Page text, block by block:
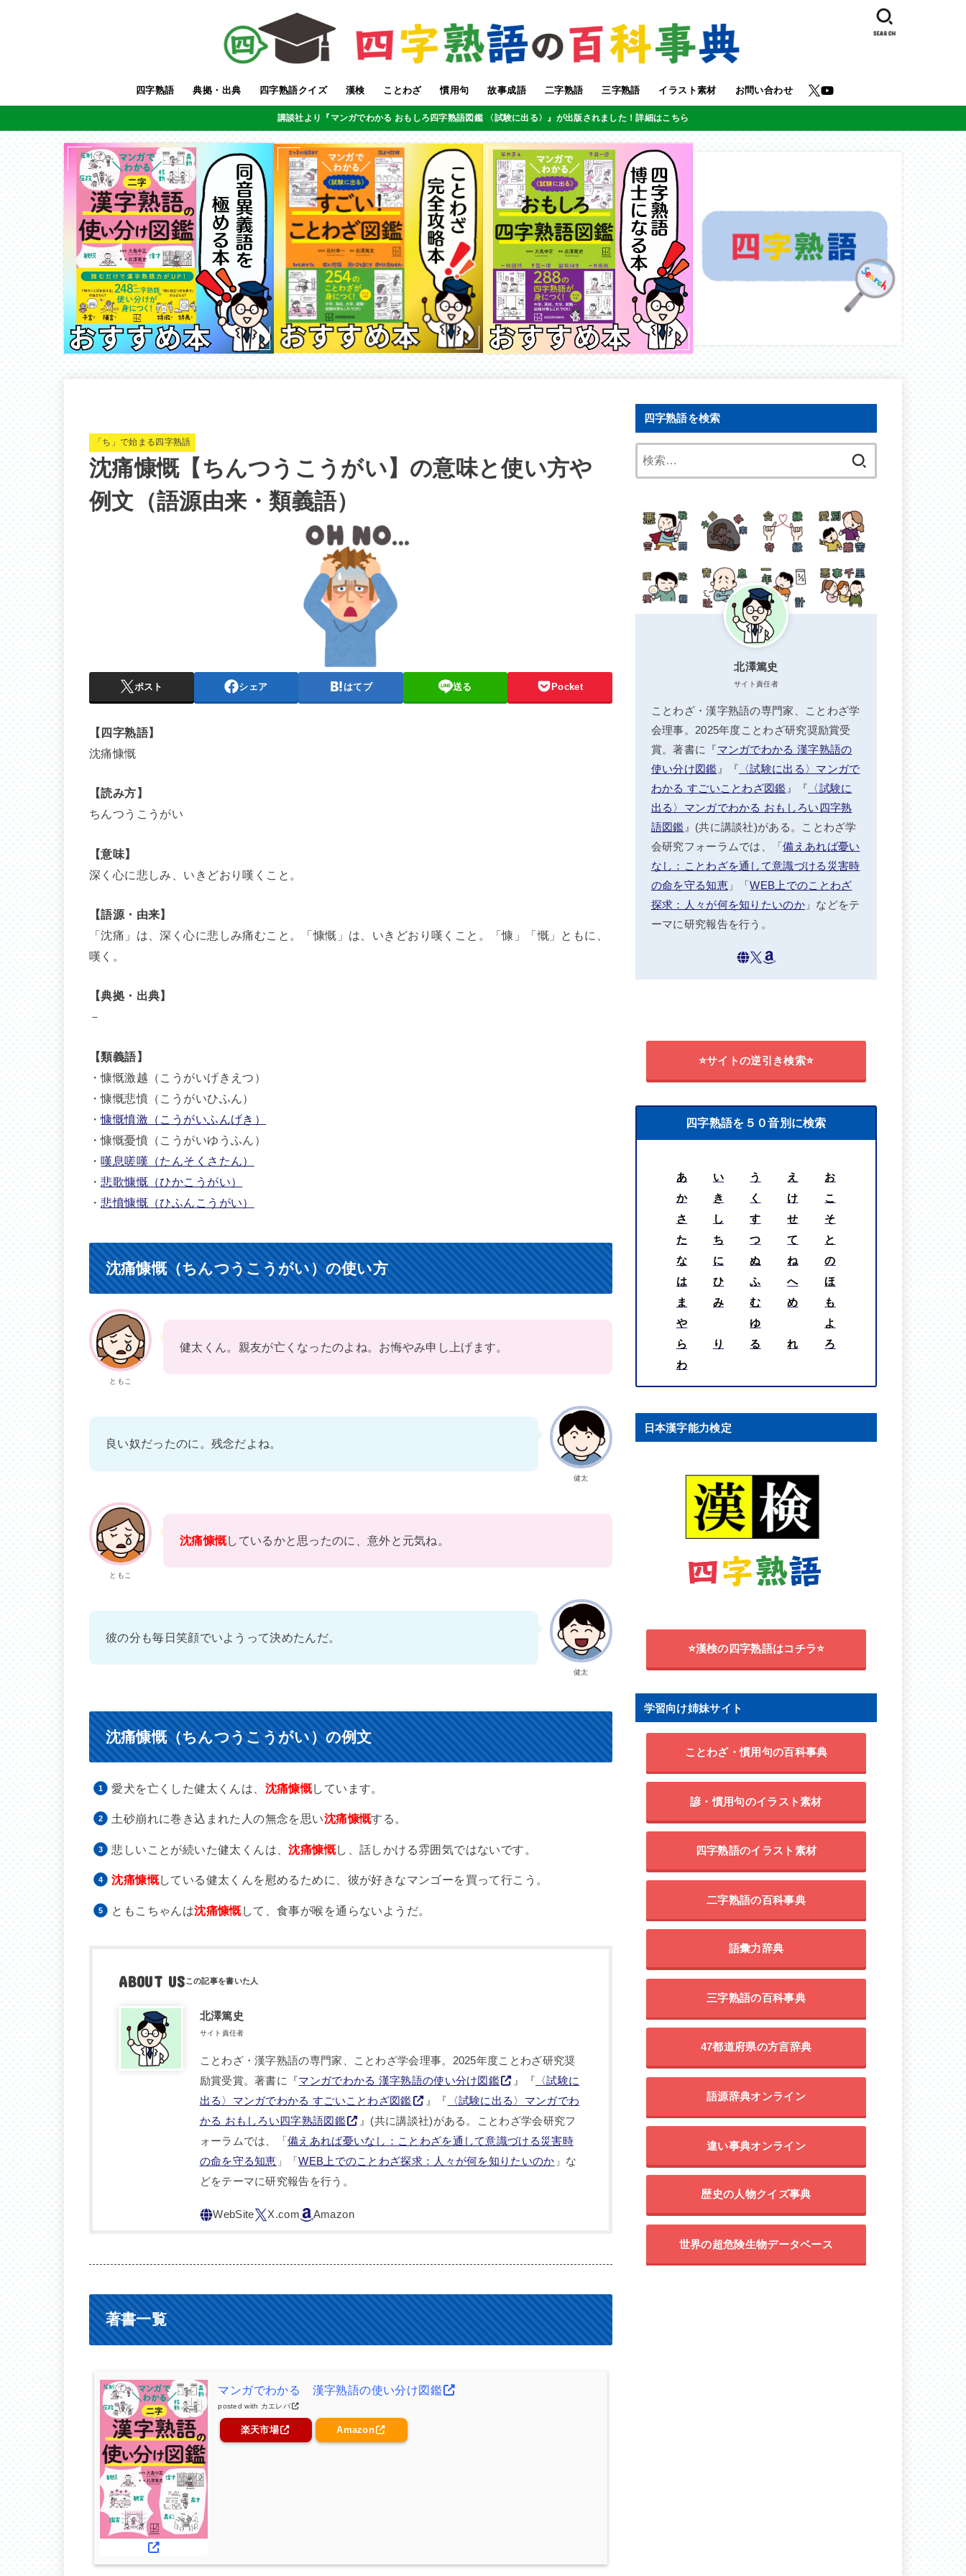
四字熟語 典拠・出典 四字熟語クイズ 漢検 ことわざ 慣用句 故事成語 二字熟語 三字熟語 イラスト素材 お問い合わせ
SEARCH
講談社より『マンガでわかる おもしろ四字熟語図鑑 〈試験に出る〉』が出版されました！詳細はこちら
「ち」で始まる四字熟語
沈痛慷慨【ちんつうこうがい】の意味と使い方や
例文（語源由来・類義語）
ポスト シェア はてブ 送る Pocket
【四字熟語】
沈痛慷慨
【読み方】
ちんつうこうがい
【意味】
深く心に悲しみ、いきどおり嘆くこと。
【語源・由来】
「沈痛」は、深く心に悲しみ痛むこと。「慷慨」は、いきどおり嘆くこと。「慷」「慨」ともに、
嘆く。
【典拠・出典】
－
【類義語】
・慷慨激越（こうがいげきえつ）
・慷慨悲憤（こうがいひふん）
・慷慨憤激（こうがいふんげき）
・慷慨憂憤（こうがいゆうふん）
・嘆息嗟嘆（たんそくさたん）
・悲歌慷慨（ひかこうがい）
・悲憤慷慨（ひふんこうがい）
沈痛慷慨（ちんつうこうがい）の使い方
ともこ
健太くん。親友が亡くなったのよね。お悔やみ申し上げます。
健太
良い奴だったのに。残念だよね。
ともこ
沈痛慷慨しているかと思ったのに、意外と元気ね。
健太
彼の分も毎日笑顔でいようって決めたんだ。
沈痛慷慨（ちんつうこうがい）の例文
愛犬を亡くした健太くんは、 沈痛慷慨しています。
土砂崩れに巻き込まれた人の無念を思い沈痛慷慨する。
悲しいことが続いた健太くんは、沈痛慷慨し、話しかける雰囲気ではないです。
沈痛慷慨している健太くんを慰めるために、彼が好きなマンゴーを買って行こう。
ともこちゃんは沈痛慷慨して、食事が喉を通らないようだ。
ABOUT US
北澤篤史
サイト責任者
ことわざ・漢字熟語の専門家、ことわざ学会理事。2025年度ことわざ研究奨
励賞受賞。著書に『マンガでわかる 漢字熟語の使い分け図鑑 』『 〈試験に
出る〉マンガでわかる すごいことわざ図鑑
』『 〈試験に出る〉マンガでわ
かる おもしろい四字熟語図鑑
』(共に講談社)がある。ことわざ学会研究フ
ォーラムでは、「備えあれば憂いなし：ことわざを通して意識づける災害時
の命を守る知恵 」「WEB上でのことわざ探求：人々が何を知りたいのか 」な
どをテーマに研究報告を行う。
著書一覧
マンガでわかる 漢字熟語の使い分け図鑑
posted with カエレバ
楽天市場 Amazon
四字熟語を検索
北澤篤史
サイト責任者
ことわざ・漢字熟語の専門家、ことわざ学
会理事。2025年度ことわざ研究奨励賞受
賞。著書に『マンガでわかる 漢字熟語の
使い分け図鑑 』『 〈試験に出る〉マンガで
わかる すごいことわざ図鑑 』『 〈試験に
出る〉マンガでわかる おもしろい四字熟
語図鑑 』(共に講談社)がある。ことわざ学
会研究フォーラムでは、「備えあれば憂い
なし：ことわざを通して意識づける災害時
の命を守る知恵」「WEB上でのことわざ
探求：人々が何を知りたいのか」などをテ
ーマに研究報告を行う。
⭐サイトの逆引き検索⭐
四字熟語を５０音別に検索
あ い う え
お
か
き く け
こ
さ
し す せ
そ
た
ち つ て
と
な
に ぬ ね
の
は
ひ ふ へ
ほ
ま
み む め
も
や
ゆ
よ
ら
り る れ
ろ
わ
日本漢字能力検定
⭐漢検の四字熟語はコチラ⭐
学習向け姉妹サイト
ことわざ・慣用句の百科事典
諺・慣用句のイラスト素材
四字熟語のイラスト素材
二字熟語の百科事典
語彙力辞典
三字熟語の百科事典
47都道府県の方言辞典
語源辞典オンライン
違い事典オンライン
歴史の人物クイズ事典
世界の超危険生物データベース